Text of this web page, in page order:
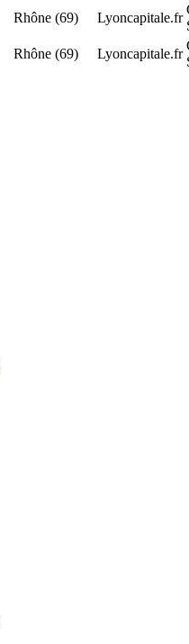
Rhône (69) Lyoncapitale.fr
Rhône (69) Lyoncapitale.fr